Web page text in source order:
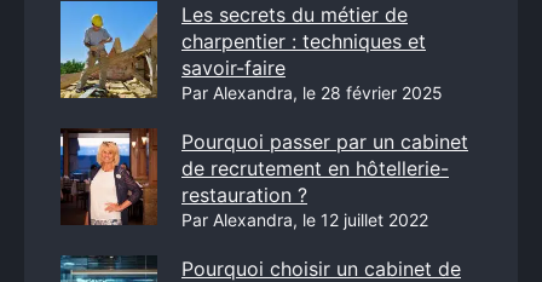
Les secrets du métier de
charpentier : techniques et
savoir-faire
Par Alexandra, le 28 février 2025
Pourquoi passer par un cabinet
de recrutement en hôtellerie-
restauration ?
Par Alexandra, le 12 juillet 2022
Pourquoi choisir un cabinet de